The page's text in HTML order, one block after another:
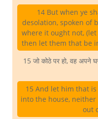
14 But when ye
desolation, spoken of
where it ought not,
then let them that be
15 जो कोठे पर हो, वह अपने
15 And let him that
into the house,
out